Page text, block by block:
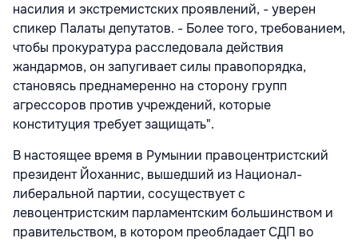
насилия и экстремистских проявлений, - уверен
спикер Палаты депутатов. - Более того, требованием,
чтобы прокуратура расследовала действия
жандармов, он запугивает силы правопорядка,
становясь преднамеренно на сторону групп
агрессоров против учреждений, которые
конституция требует защищать".
В настоящее время в Румынии правоцентристский
президент Йоханнис, вышедший из Национал-
либеральной партии, сосуществует с
левоцентристским парламентским большинством и
правительством, в котором преобладает СДП во